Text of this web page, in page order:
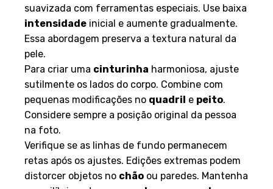
suavizada com ferramentas especiais. Use baixa
intensidade inicial e aumente gradualmente.
Essa abordagem preserva a textura natural da
pele.
Para criar uma cinturinha harmoniosa, ajuste
sutilmente os lados do corpo. Combine com
pequenas modificações no quadril e peito.
Considere sempre a posição original da pessoa
na foto.
Verifique se as linhas de fundo permanecem
retas após os ajustes. Edições extremas podem
distorcer objetos no chão ou paredes. Mantenha